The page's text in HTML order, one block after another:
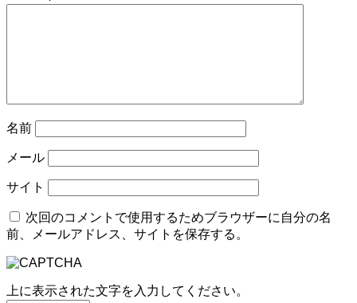
名前
メール
サイト
次回のコメントで使用するためブラウザーに自分の名
前、メールアドレス、サイトを保存する。
上に表示された文字を入力してください。